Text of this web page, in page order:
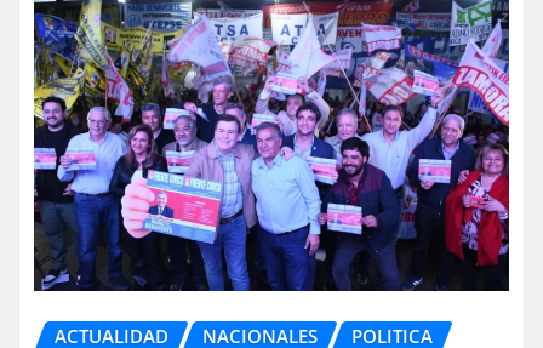
ACTUALIDAD NACIONALES POLITICA